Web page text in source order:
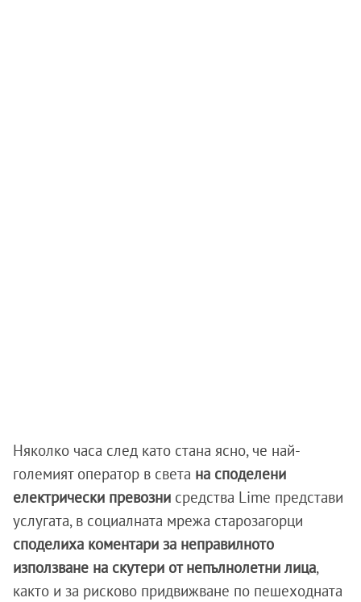
Няколко часа след като стана ясно, че най-
големият оператор в света на споделени
електрически превозни средства Lime представи
услугата, в социалната мрежа старозагорци
споделиха коментари за неправилното
използване на скутери от непълнолетни лица,
както и за рисково придвижване по пешеходната